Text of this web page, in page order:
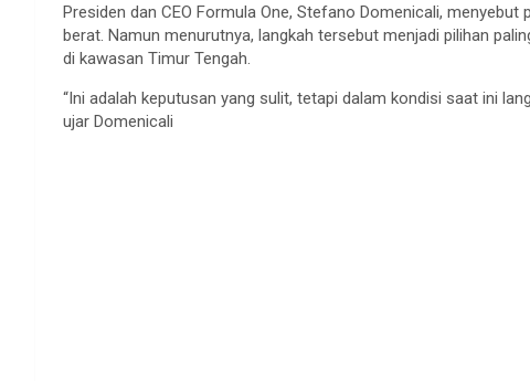
Presiden dan CEO Formula One, Stefano Domenicali,
berat. Namun menurutnya, langkah tersebut menjadi pilihan
di kawasan Timur Tengah.
“Ini adalah keputusan yang sulit, tetapi dalam kondisi saat ini
ujar Domenicali